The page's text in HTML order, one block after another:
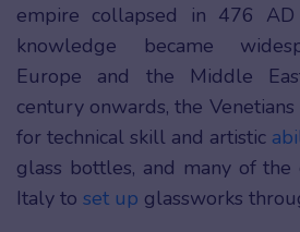
empire collapsed in 476 AD
knowledge became
Europe and the Middle
century onwards, the Venetians
for technical skill and artistic
glass bottles, and many of the
Italy to set up glassworks